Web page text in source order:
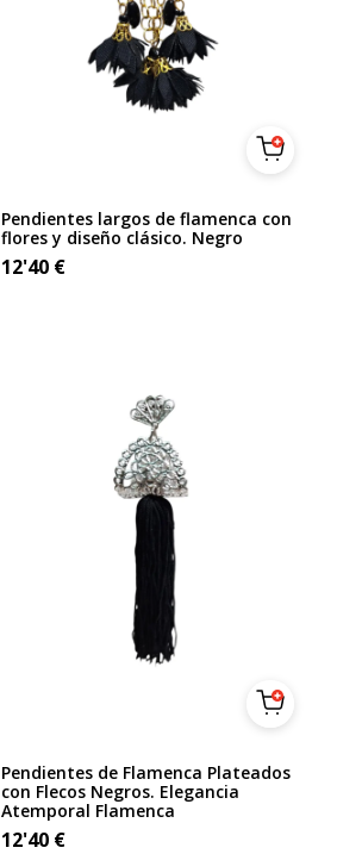
Pendientes largos de flamenca con
flores y diseño clásico. Negro
12'40€
Pendientes de Flamenca Plateados
con Flecos Negros. Elegancia
Atemporal Flamenca
12'40€